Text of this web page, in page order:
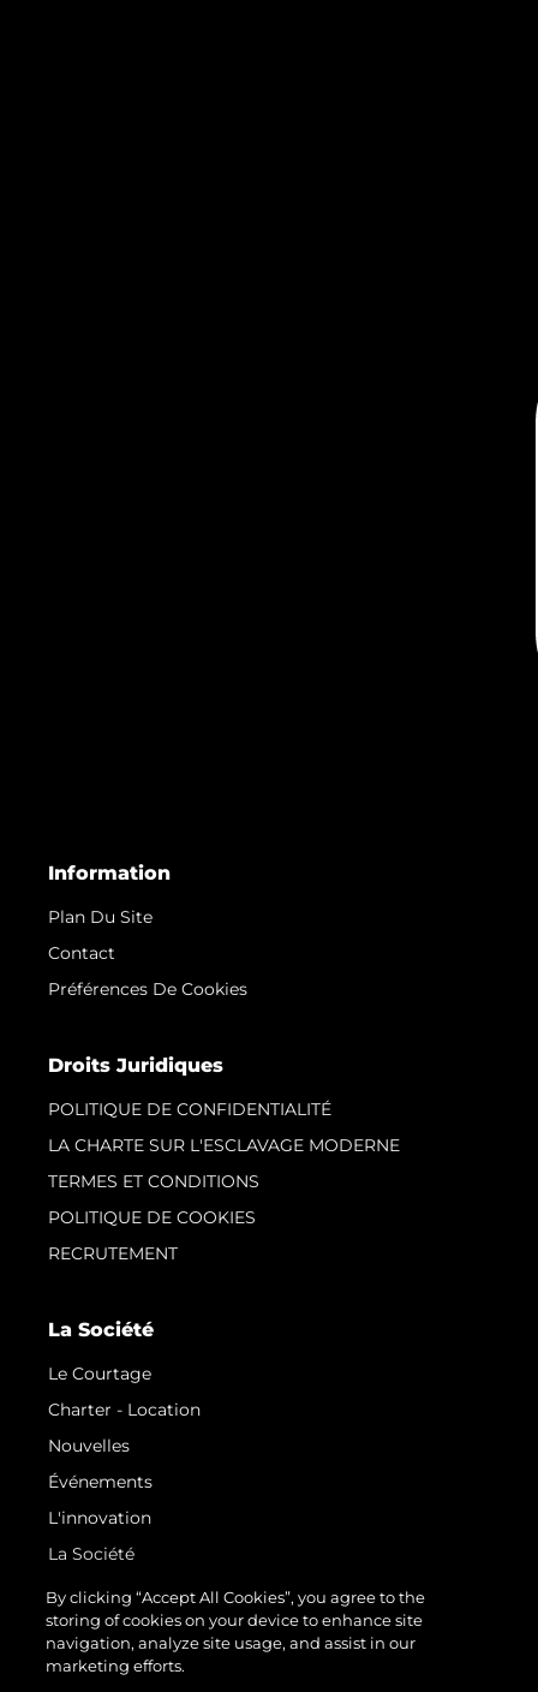
Information
Plan Du Site
Contact
Préférences De Cookies
Droits Juridiques
POLITIQUE DE CONFIDENTIALITÉ
LA CHARTE SUR L'ESCLAVAGE MODERNE
TERMES ET CONDITIONS
POLITIQUE DE COOKIES
RECRUTEMENT
La Société
Le Courtage
Charter - Location
Nouvelles
Événements
L'innovation
La Société
Notre Équipe
Style De Vie
Notre Héritage
By clicking “Accept All Cookies”, you agree to the
storing of cookies on your device to enhance site
navigation, analyze site usage, and assist in our
marketing efforts.